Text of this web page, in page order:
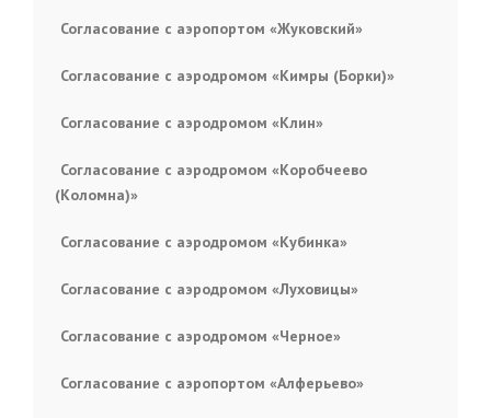
Согласование с аэропортом «Жуковский»
Согласование с аэродромом «Кимры (Борки)»
Согласование с аэродромом «Клин»
Согласование с аэродромом «Коробчеево
(Коломна)»
Согласование с аэродромом «Кубинка»
Согласование с аэродромом «Луховицы»
Согласование с аэродромом «Черное»
Согласование с аэропортом «Алферьево»